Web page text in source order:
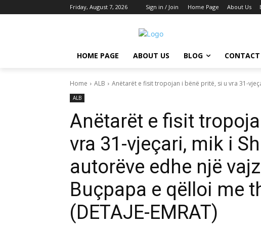
Friday, August 7, 2026 Sign in / Join Home Page About Us
HOME PAGE ABOUT US BLOG CONTACT
Home ALB Anëtarët e fisit tropojan i bënë pritë, si u vra 31-
ALB
Anëtarët e fisit
vra 31-vjeçari, mik i
autorëve edhe një
Buçpapa e qëlloi me
(DETAJE-EMRAT)